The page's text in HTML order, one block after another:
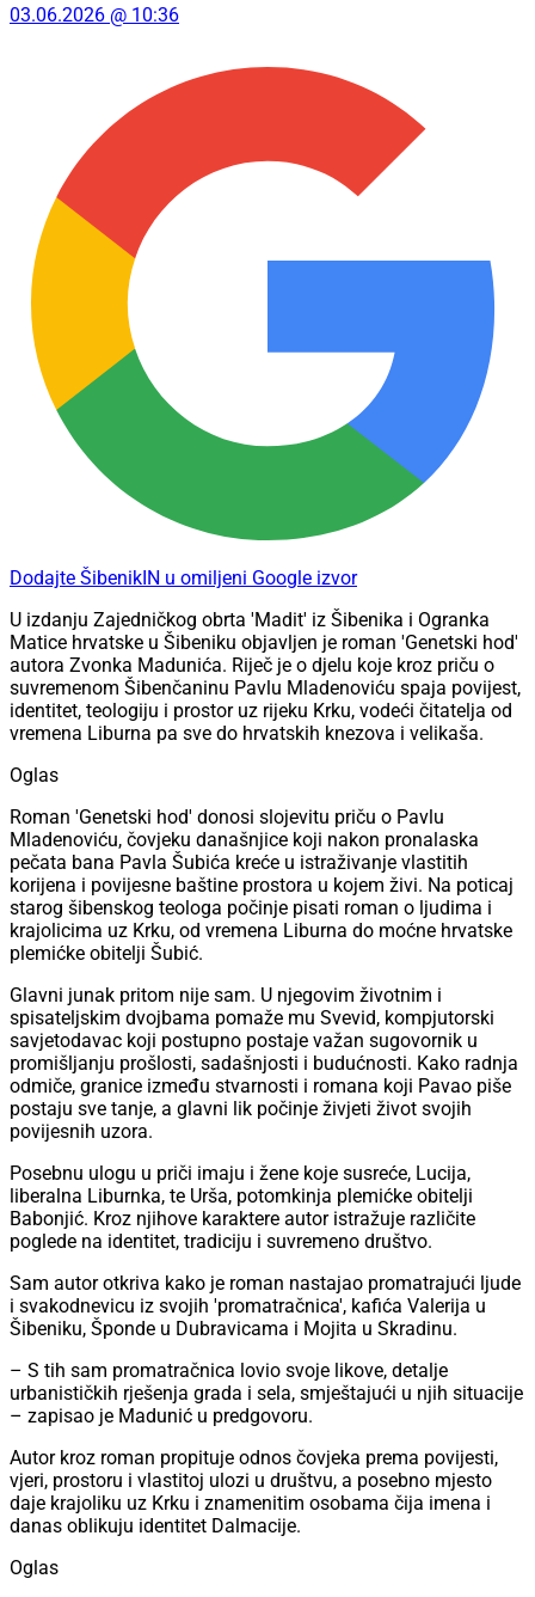
03.06.2026 @ 10:36
Dodajte ŠibenikIN u omiljeni Google izvor
U izdanju Zajedničkog obrta 'Madit' iz Šibenika i Ogranka
Matice hrvatske u Šibeniku objavljen je roman 'Genetski hod'
autora Zvonka Madunića. Riječ je o djelu koje kroz priču o
suvremenom Šibenčaninu Pavlu Mladenoviću spaja povijest,
identitet, teologiju i prostor uz rijeku Krku, vodeći čitatelja od
vremena Liburna pa sve do hrvatskih knezova i velikaša.
Oglas
Roman 'Genetski hod' donosi slojevitu priču o Pavlu
Mladenoviću, čovjeku današnjice koji nakon pronalaska
pečata bana Pavla Šubića kreće u istraživanje vlastitih
korijena i povijesne baštine prostora u kojem živi. Na poticaj
starog šibenskog teologa počinje pisati roman o ljudima i
krajolicima uz Krku, od vremena Liburna do moćne hrvatske
plemićke obitelji Šubić.
Glavni junak pritom nije sam. U njegovim životnim i
spisateljskim dvojbama pomaže mu Svevid, kompjutorski
savjetodavac koji postupno postaje važan sugovornik u
promišljanju prošlosti, sadašnjosti i budućnosti. Kako radnja
odmiče, granice između stvarnosti i romana koji Pavao piše
postaju sve tanje, a glavni lik počinje živjeti život svojih
povijesnih uzora.
Posebnu ulogu u priči imaju i žene koje susreće, Lucija,
liberalna Liburnka, te Urša, potomkinja plemićke obitelji
Babonjić. Kroz njihove karaktere autor istražuje različite
poglede na identitet, tradiciju i suvremeno društvo.
Sam autor otkriva kako je roman nastajao promatrajući ljude
i svakodnevicu iz svojih 'promatračnica', kafića Valerija u
Šibeniku, Šponde u Dubravicama i Mojita u Skradinu.
– S tih sam promatračnica lovio svoje likove, detalje
urbanističkih rješenja grada i sela, smještajući u njih situacije
– zapisao je Madunić u predgovoru.
Autor kroz roman propituje odnos čovjeka prema povijesti,
vjeri, prostoru i vlastitoj ulozi u društvu, a posebno mjesto
daje krajoliku uz Krku i znamenitim osobama čija imena i
danas oblikuju identitet Dalmacije.
Oglas